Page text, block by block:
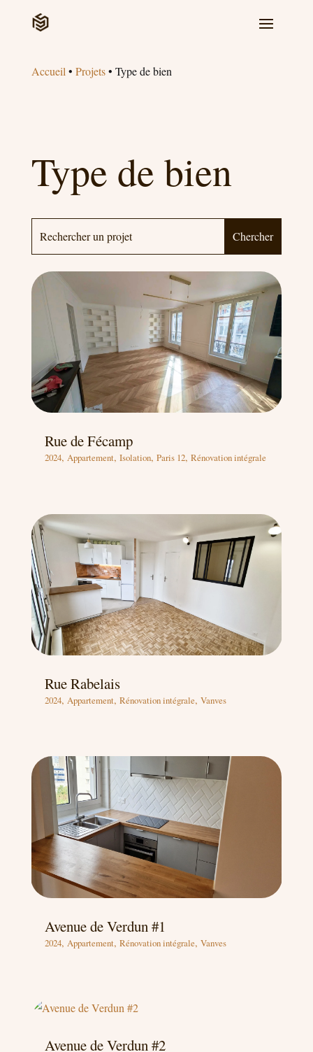
Accueil • Projets• Type de bien
Type de bien
Rue de Fécamp
2024, Appartement, Isolation, Paris 12, Rénovation intégrale
Rue Rabelais
2024, Appartement, Rénovation intégrale, Vanves
Avenue de Verdun #1
2024, Appartement, Rénovation intégrale, Vanves
Avenue de Verdun #2